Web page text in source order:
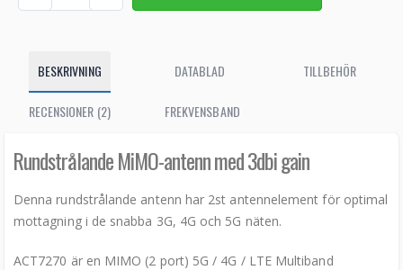
BESKRIVNING DATABLAD TILLBEHÖR
RECENSIONER (2) FREKVENSBAND
Rundstrålande MiMO-antenn med 3dbi gain
Denna rundstrålande antenn har 2st antennelement för optimal
mottagning i de snabba 3G, 4G och 5G näten.
ACT7270 är en MIMO (2 port) 5G / 4G / LTE Multiband